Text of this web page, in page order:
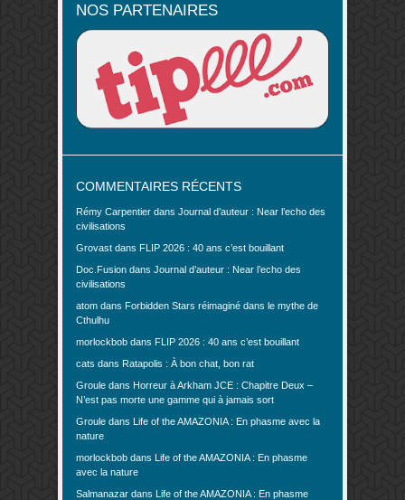
NOS PARTENAIRES
COMMENTAIRES RÉCENTS
Rémy Carpentier dans Journal d’auteur : Near l’echo des
civilisations
Grovast dans FLIP 2026 : 40 ans c’est bouillant
Doc.Fusion dans Journal d’auteur : Near l’echo des
civilisations
atom dans Forbidden Stars réimaginé dans le mythe de
Cthulhu
morlockbob dans FLIP 2026 : 40 ans c’est bouillant
cats dans Ratapolis : À bon chat, bon rat
Groule dans Horreur à Arkham JCE : Chapitre Deux –
N’est pas morte une gamme qui à jamais sort
Groule dans Life of the AMAZONIA : En phasme avec la
nature
morlockbob dans Life of the AMAZONIA : En phasme
avec la nature
Salmanazar dans Life of the AMAZONIA : En phasme